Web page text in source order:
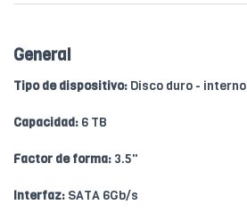
General
Tipo de dispositivo: Disco duro - interno
Capacidad: 6 TB
Factor de forma: 3.5"
Interfaz: SATA 6Gb/s